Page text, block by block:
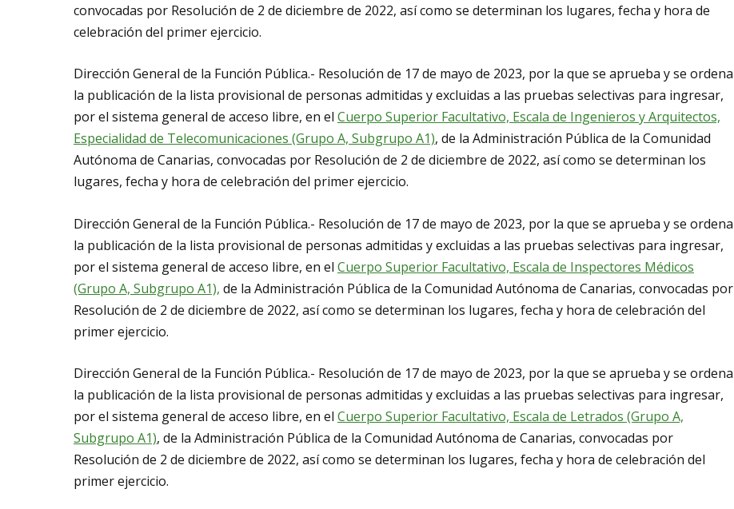
convocadas por Resolución de 2 de diciembre de 2022, así como se determinan los lugares, fecha y hora de
celebración del primer ejercicio.
Dirección General de la Función Pública.- Resolución de 17 de mayo de 2023, por la que se aprueba y se ordena
la publicación de la lista provisional de personas admitidas y excluidas a las pruebas selectivas para ingresar,
por el sistema general de acceso libre, en el Cuerpo Superior Facultativo, Escala de Ingenieros y Arquitectos,
Especialidad de Telecomunicaciones (Grupo A, Subgrupo A1), de la Administración Pública de la Comunidad
Autónoma de Canarias, convocadas por Resolución de 2 de diciembre de 2022, así como se determinan los
lugares, fecha y hora de celebración del primer ejercicio.
Dirección General de la Función Pública.- Resolución de 17 de mayo de 2023, por la que se aprueba y se ordena
la publicación de la lista provisional de personas admitidas y excluidas a las pruebas selectivas para ingresar,
por el sistema general de acceso libre, en el Cuerpo Superior Facultativo, Escala de Inspectores Médicos
(Grupo A, Subgrupo A1), de la Administración Pública de la Comunidad Autónoma de Canarias, convocadas por
Resolución de 2 de diciembre de 2022, así como se determinan los lugares, fecha y hora de celebración del
primer ejercicio.
Dirección General de la Función Pública.- Resolución de 17 de mayo de 2023, por la que se aprueba y se ordena
la publicación de la lista provisional de personas admitidas y excluidas a las pruebas selectivas para ingresar,
por el sistema general de acceso libre, en el Cuerpo Superior Facultativo, Escala de Letrados (Grupo A,
Subgrupo A1), de la Administración Pública de la Comunidad Autónoma de Canarias, convocadas por
Resolución de 2 de diciembre de 2022, así como se determinan los lugares, fecha y hora de celebración del
primer ejercicio.